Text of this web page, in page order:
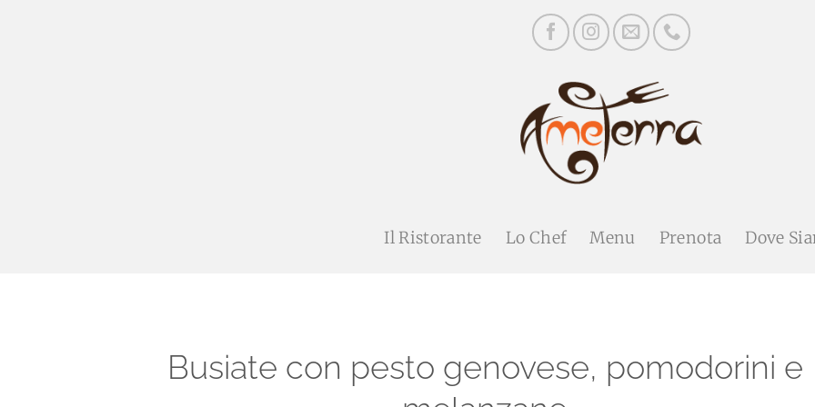
Il Ristorante Lo Chef Menu Prenota Dove
Busiate con pesto genovese, pomodorini e